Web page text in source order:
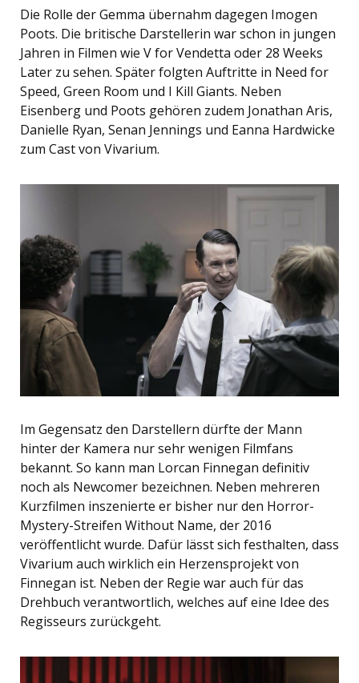
Die Rolle der Gemma übernahm dagegen Imogen
Poots. Die britische Darstellerin war schon in jungen
Jahren in Filmen wie V for Vendetta oder 28 Weeks
Later zu sehen. Später folgten Auftritte in Need for
Speed, Green Room und I Kill Giants. Neben
Eisenberg und Poots gehören zudem Jonathan Aris,
Danielle Ryan, Senan Jennings und Eanna Hardwicke
zum Cast von Vivarium.
Im Gegensatz den Darstellern dürfte der Mann
hinter der Kamera nur sehr wenigen Filmfans
bekannt. So kann man Lorcan Finnegan definitiv
noch als Newcomer bezeichnen. Neben mehreren
Kurzfilmen inszenierte er bisher nur den Horror-
Mystery-Streifen Without Name, der 2016
veröffentlicht wurde. Dafür lässt sich festhalten, dass
Vivarium auch wirklich ein Herzensprojekt von
Finnegan ist. Neben der Regie war auch für das
Drehbuch verantwortlich, welches auf eine Idee des
Regisseurs zurückgeht.